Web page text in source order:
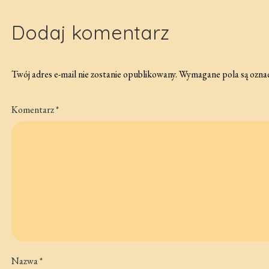
Dodaj komentarz
Twój adres e-mail nie zostanie opublikowany.Wymagane pola są
Komentarz*
Nazwa*